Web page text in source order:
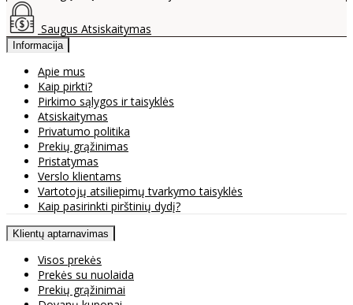
Saugus Atsiskaitymas
Informacija
Apie mus
Kaip pirkti?
Pirkimo sąlygos ir taisyklės
Atsiskaitymas
Privatumo politika
Prekių grąžinimas
Pristatymas
Verslo klientams
Vartotojų atsiliepimų tvarkymo taisyklės
Kaip pasirinkti pirštinių dydį?
Klientų aptarnavimas
Visos prekės
Prekės su nuolaida
Prekių grąžinimai